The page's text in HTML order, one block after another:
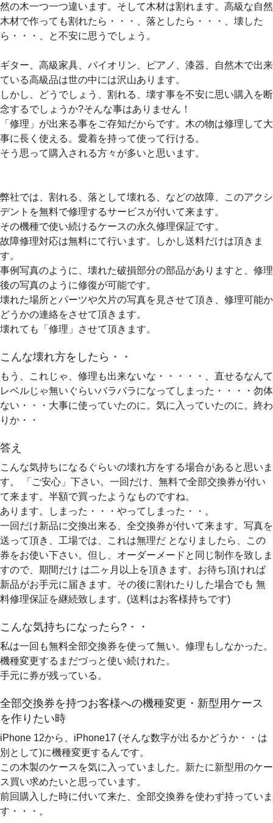
然の木一つ一つ違います。そして木材は割れます。高級な自然
木材で作っても割れたら・・・、落としたら・・・、壊した
ら・・・、と不安に思うでしょう。
ギター、高級家具、バイオリン、ピアノ、漆器、自然木で出来
ている高級品は世の中には沢山あります。
しかし、どうでしょう、割れる、壊す事を不安に思い購入を断
念するでしょうか?そんな事はありません！
「修理」が出来る事をご存知だからです。木の物は修理して大
事に長く使える。愛着を持って使って行ける。
そう思って購入される方々が多いと思います。
弊社では、割れる、落として壊れる、などの故障、このアクシ
デントを無料で修理するサービスが付いて来ます。
その機種で使い続けるケースの永久修理保証です。
故障修理対応は無料にて行います。しかし送料だけは頂きま
す。
事例写真のように、壊れた破損部分の部品がありますと、修理
後の写真のように修復が可能です。
壊れた場所とパーツや欠片の写真を見させて頂き、修理可能か
どうかの連絡をさせて頂きます。
壊れても「修理」させて頂きます。
こんな壊れ方をしたら・・
もう、これじゃ、修理も出来ないな・・・・・、直せるなんて
レベルじゃ無いぐらいバラバラになってしまった・・・・勿体
ない・・・大事に使っていたのに。気に入っていたのに。終わ
りか・・
答え
こんな気持ちになるぐらいの壊れ方をする場合があると思いま
す。 「ご安心」下さい。一回だけ、無料で全部交換券が付い
て来ます。半額で買ったようなものですね。
あります。しまった・・・やってしまった・・。
一回だけ新品に交換出来る、全交換券が付いて来ます。写真を
送って頂き、工場では、これは無理だ となりましたら、この
券をお使い下さい。但し、オーダーメードと同じ制作を致しま
すので、期間だけ は二ヶ月以上を頂きます。お待ち頂ければ
新品がお手元に届きます。その後に割れたりした場合でも 無
料修理保証を継続致します。(送料はお客様持ちです)
こんな気持ちになったら?・・
私は一回も無料全部交換券を使って無い。修理もしなかった。
機種変更するまだづっと使い続けれた。
手元に券が残っている。
全部交換券を持つお客様への機種変更・新型用ケース
を作りたい時
iPhone 12から、iPhone17 (そんな数字が出るかどうか・・は
別として)に機種変更するんです。
この木製のケースを気に入っていました。新たに新型用のケー
ス買い求めたいと思っています。
前回購入した時に付いて来た、全部交換券を使わず持っていま
す・・・。